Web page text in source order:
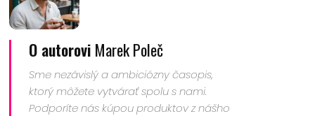
O autorovi Marek Poleč
Sme nezávislý a ambiciózny časopis,
ktorý môžete vytvárať spolu s nami.
Podporíte nás kúpou produktov z nášho